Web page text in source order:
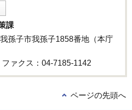
課
孫子市我孫子1858番地（本庁
ァクス：04-7185-1142
ページの先頭へ